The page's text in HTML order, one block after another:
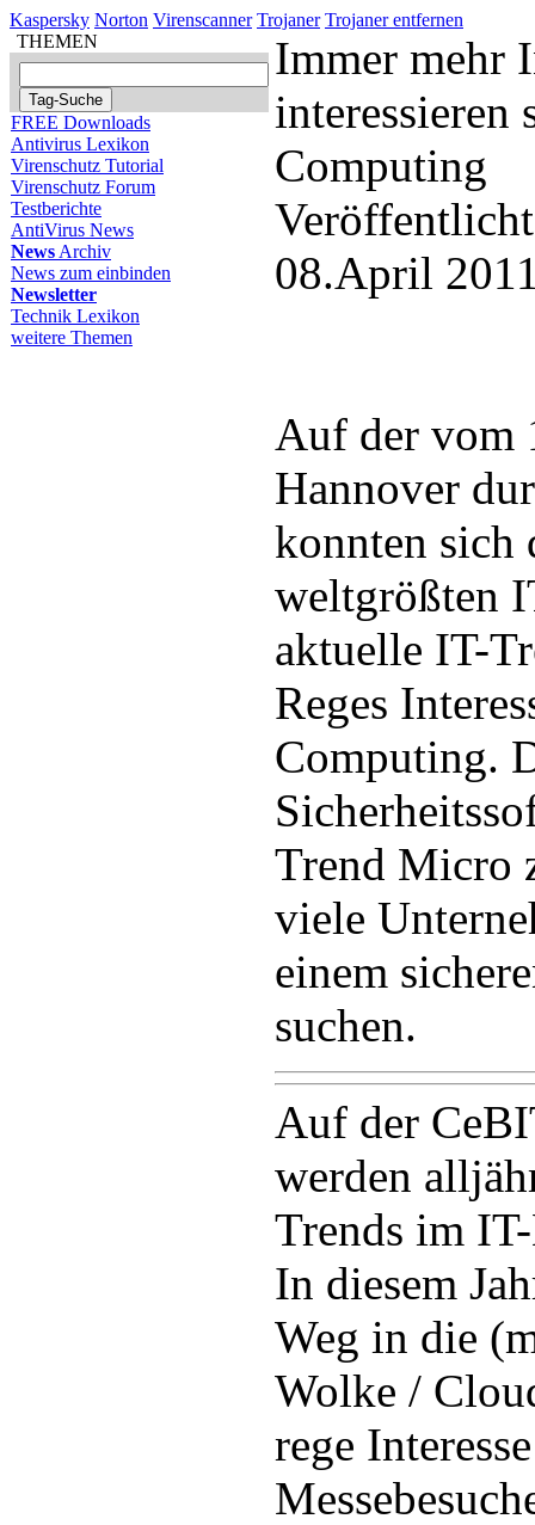
Kaspersky Norton Virenscanner Trojaner Trojaner entfernen
THEMEN
FREE Downloads
Antivirus Lexikon
Virenschutz Tutorial
Virenschutz Forum
Testberichte
AntiVirus News
News Archiv
News zum einbinden
Newsletter
Technik Lexikon
weitere Themen
Immer mehr
interessieren
Computing
08.April
Auf der vom
Hannover
konnten sich
weltgrößten
aktuelle IT-
Reges
Computing.
Trend Micro
viele
einem
suchen.
Auf der
werden
Trends im
In diesem
Weg in die
Wolke /
rege